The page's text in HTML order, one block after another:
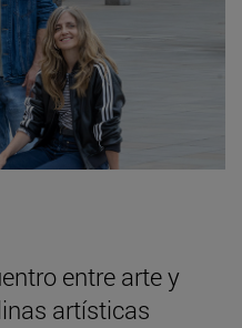
entre arte y
artísticas